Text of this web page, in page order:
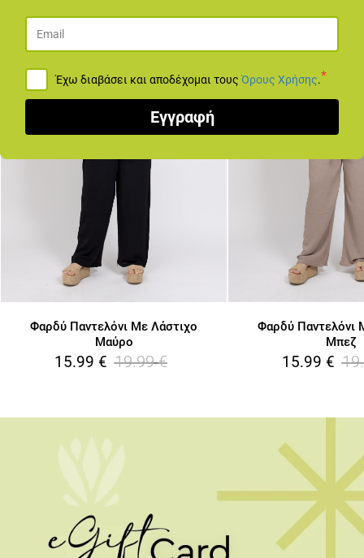
Φαρδύ Παντελόνι Με Λάστιχο
Μαύρο
15.99 € 19.99 €
Φαρδύ Παντελόνι
Μπεζ
15.99 €
Έχω διαβάσει και αποδέχομαι τουςΌρους Χρήσης. *
Εγγραφή